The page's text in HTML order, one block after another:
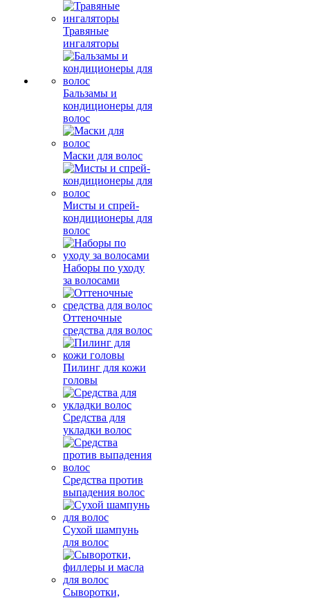
Травяные
ингаляторы
Бальзамы и
кондиционеры для
волос
Маски для волос
Мисты и спрей-
кондиционеры для
волос
Наборы по уходу
за волосами
Оттеночные
средства для волос
Пилинг для кожи
головы
Средства для
укладки волос
Средства против
выпадения волос
Сухой шампунь
для волос
Сыворотки,